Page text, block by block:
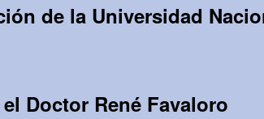
de la Universidad
el Doctor René Favaloro